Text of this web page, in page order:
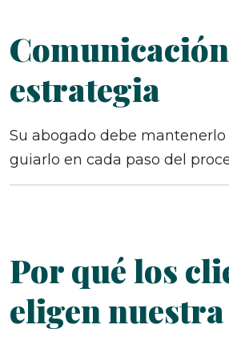
estrategia
Su abogado debe
guiarlo en cada paso del
Por qué los
eligen